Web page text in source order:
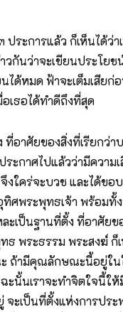
ระการแล้ว ก็เห็นได้ว่
กันว่าจะเขียนประโยช
ได้หมด ฟ้าจะเต็มเสียก่
เธอได้ทำดีถึงที่สุด
อาศัยของสิ่งที่เรียกว่า
ะกาศไปแล้วว่ามีความ
งใคร่จะบวช และได้ขอ
ศพระพุทธเจ้า พร้อมทั้
ะเป็นฐานที่ตั้ง ที่อาศัยข
พระธรรม พระสงฆ์ ก็
ถ้ามีคุณลักษณะนี้อยู่ใน
ะนั้นเราจะทำจิตใจนี้ใ
จะเป็นที่ตั้งแห่งการปร